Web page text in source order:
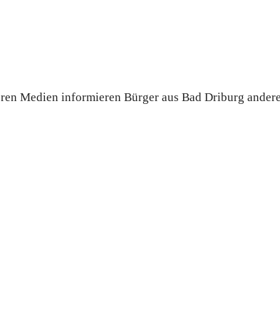
Medien informieren Bürger aus Bad Driburg